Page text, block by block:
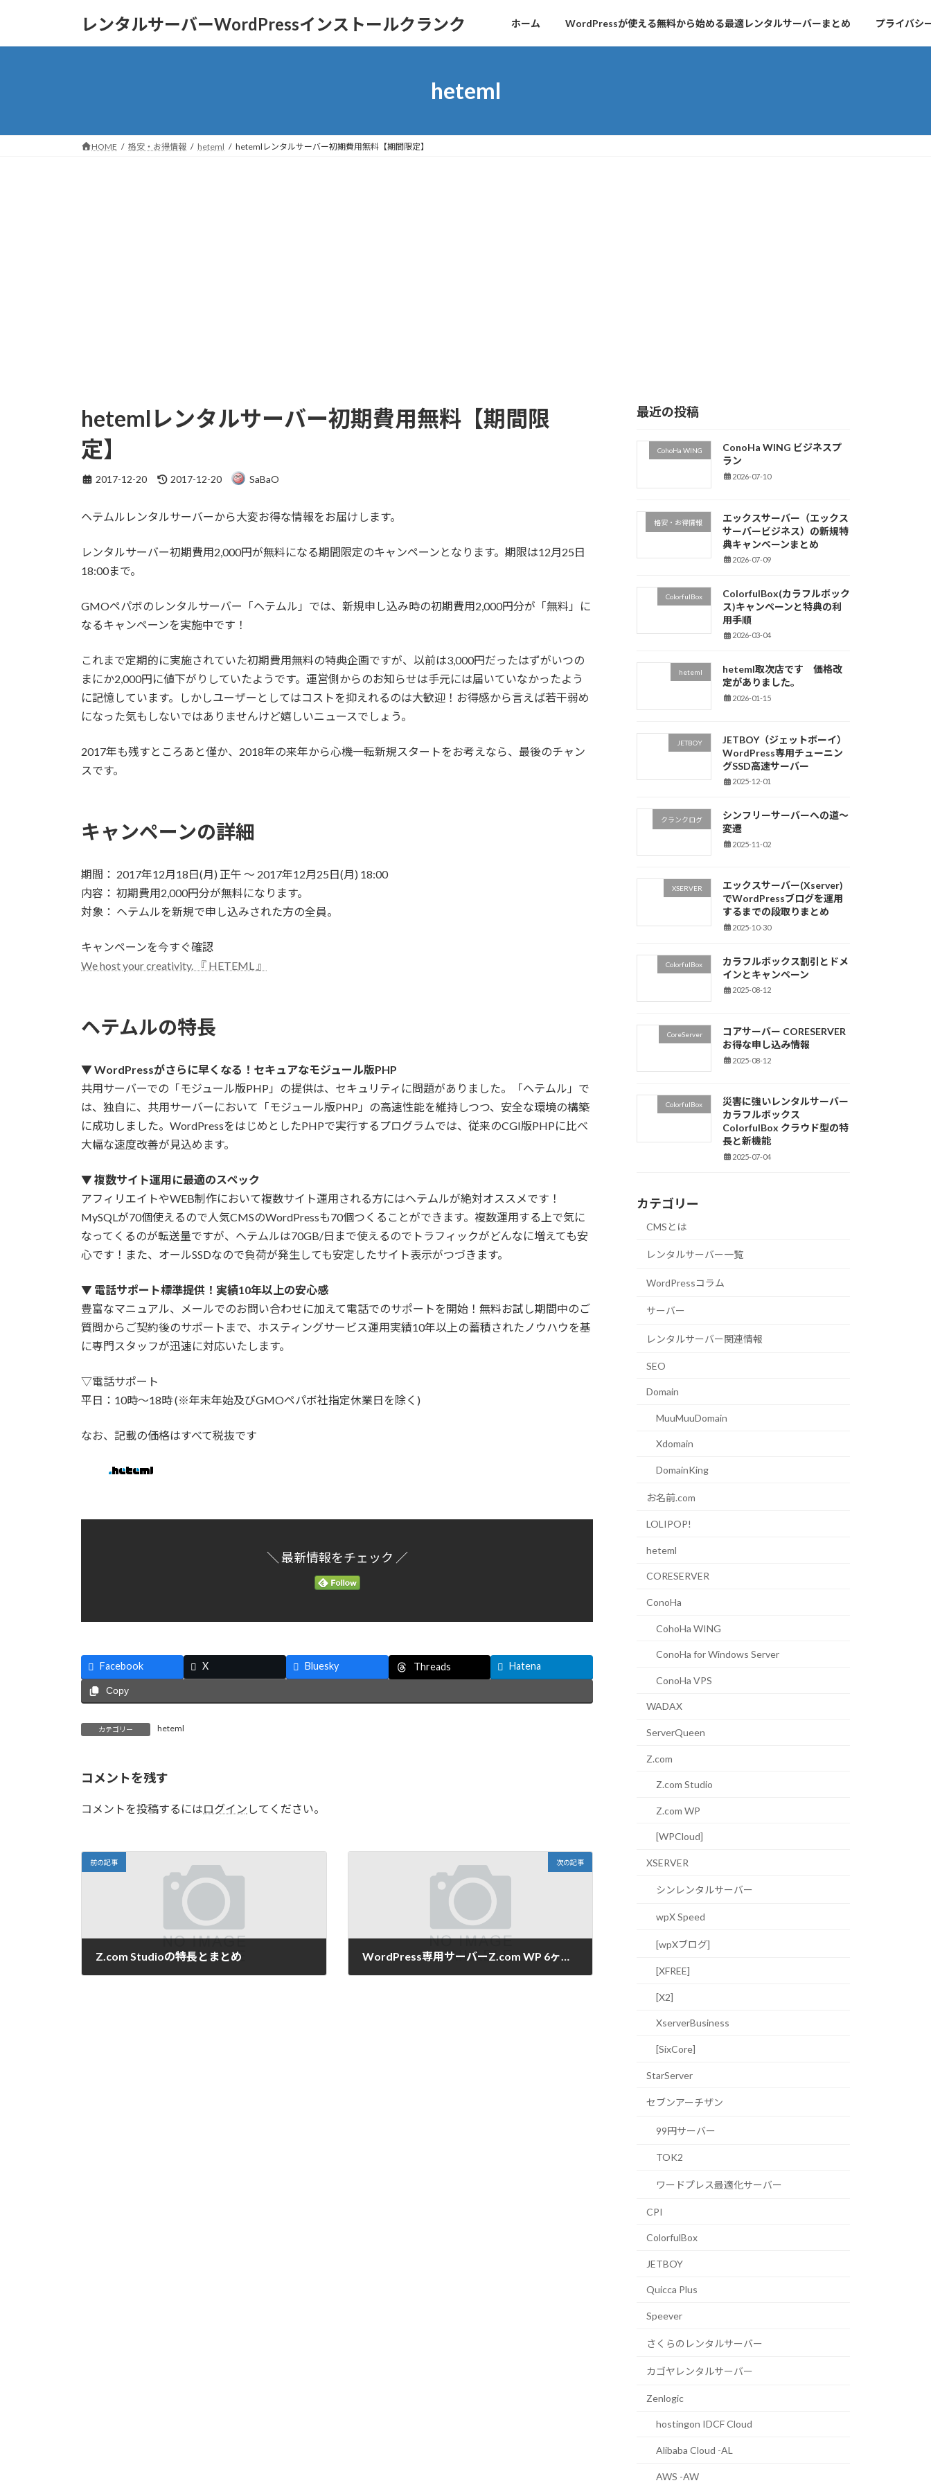
レンタルサーバーWordPressインストールクランク ホーム WordPressが使える無料から始める最適レンタルサーバーまとめ プライバシ
heteml
HOME 格安・お得情報 heteml hetemlレンタルサーバー初期費用無料【期間限定】
hetemlレンタルサーバー初期費用無料【期間限
定】
2017-12-20
最
新
時
:
2017-12-20 SaBaO
ヘテムルレンタルサーバーから大変お得な情報をお届けします。
レンタルサーバー初期費用2,000円が無料になる期間限定のキャンペーンとなります。期限は12月25日
18:00まで。
GMOペパボのレンタルサーバー「ヘテムル」では、新規申し込み時の初期費用2,000円分が「無料」に
なるキャンペーンを実施中です！
これまで定期的に実施されていた初期費用無料の特典企画ですが、以前は3,000円だったはずがいつの
まにか2,000円に値下がりしていたようです。運営側からのお知らせは手元には届いていなかったよう
に記憶しています。しかしユーザーとしてはコストを抑えれるのは大歓迎！お得感から言えば若干弱め
になった気もしないではありませんけど嬉しいニュースでしょう。
2017年も残すところあと僅か、2018年の来年から心機一転新規スタートをお考えなら、最後のチャン
スです。
キャンペーンの詳細
期間： 2017年12月18日(月) 正午 〜 2017年12月25日(月) 18:00
内容： 初期費用2,000円分が無料になります。
対象： ヘテムルを新規で申し込みされた方の全員。
キャンペーンを今すぐ確認
We host your creativity. 『 HETEML 』
ヘテムルの特長
▼WordPressがさらに早くなる！セキュアなモジュール版PHP
共用サーバーでの「モジュール版PHP」の提供は、セキュリティに問題がありました。「ヘテムル」で
は、独自に、共用サーバーにおいて「モジュール版PHP」の高速性能を維持しつつ、安全な環境の構築
に成功しました。WordPressをはじめとしたPHPで実行するプログラムでは、従来のCGI版PHPに比べ
大幅な速度改善が見込めます。
▼複数サイト運用に最適のスペック
アフィリエイトやWEB制作において複数サイト運用される方にはヘテムルが絶対オススメです！
MySQLが70個使えるので人気CMSのWordPressも70個つくることができます。複数運用する上で気に
なってくるのが転送量ですが、ヘテムルは70GB/日まで使えるのでトラフィックがどんなに増えても安
心です！また、オールSSDなので負荷が発生しても安定したサイト表示がつづきます。
▼ 電話サポート標準提供！実績10年以上の安心感
豊富なマニュアル、メールでのお問い合わせに加えて電話でのサポートを開始！無料お試し期間中のご
質問からご契約後のサポートまで、ホスティングサービス運用実績10年以上の蓄積されたノウハウを基
に専門スタッフが迅速に対応いたします。
▽電話サポート
平日：10時〜18時 (※年末年始及びGMOペパボ社指定休業日を除く)
なお、記載の価格はすべて税抜です
＼ 最新情報をチェック ／
Facebook X Bluesky Threads Hatena
Copy
カテゴリー heteml
コメントを残す
コメントを投稿するにはログイン してください。
前の記事
Z.com Studioの特長とまとめ
次の記事
WordPress専用サーバーZ.com WP 6ヶ月以上まとめ払いで料金最大半額！
最近の投稿
CohoHa WING
ConoHa WING ビジネスプ
ラン
2026-07-10
格安・お得情報
エックスサーバー（エックス
サーバービジネス）の新規特
典キャンペーンまとめ
2026-07-09
ColorfulBox
ColorfulBox(カラフルボック
ス)キャンペーンと特典の利
用手順
2026-03-04
heteml
heteml取次店です 価格改
定がありました。
2026-01-15
JETBOY
JETBOY（ジェットボーイ）
WordPress専用チューニン
グSSD高速サーバー
2025-12-01
クランクログ
シンフリーサーバーへの道～
変遷
2025-11-02
XSERVER
エックスサーバー(Xserver)
でWordPressブログを運用
するまでの段取りまとめ
2025-10-30
ColorfulBox
カラフルボックス割引とドメ
インとキャンペーン
2025-08-12
CoreServer
コアサーバー CORESERVER
お得な申し込み情報
2025-08-12
ColorfulBox
災害に強いレンタルサーバー
カラフルボックス
ColorfulBox クラウド型の特
長と新機能
2025-07-04
カテゴリー
CMSとは
レンタルサーバー一覧
WordPressコラム
サーバー
レンタルサーバー関連情報
SEO
Domain
MuuMuuDomain
Xdomain
DomainKing
お名前.com
LOLIPOP!
heteml
CORESERVER
ConoHa
CohoHa WING
ConoHa for Windows Server
ConoHa VPS
WADAX
ServerQueen
Z.com
Z.com Studio
Z.com WP
[WPCloud]
XSERVER
シンレンタルサーバー
wpX Speed
[wpXブログ]
[XFREE]
[X2]
XserverBusiness
[SixCore]
StarServer
セブンアーチザン
99円サーバー
TOK2
ワードプレス最適化サーバー
CPI
ColorfulBox
JETBOY
Quicca Plus
Speever
さくらのレンタルサーバー
カゴヤレンタルサーバー
Zenlogic
hostingon IDCF Cloud
Alibaba Cloud -AL
AWS -AW